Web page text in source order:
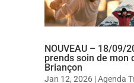
NOUVEAU – 18/09/
prends soin de mon
Briançon
Jan 12, 2026|Agenda